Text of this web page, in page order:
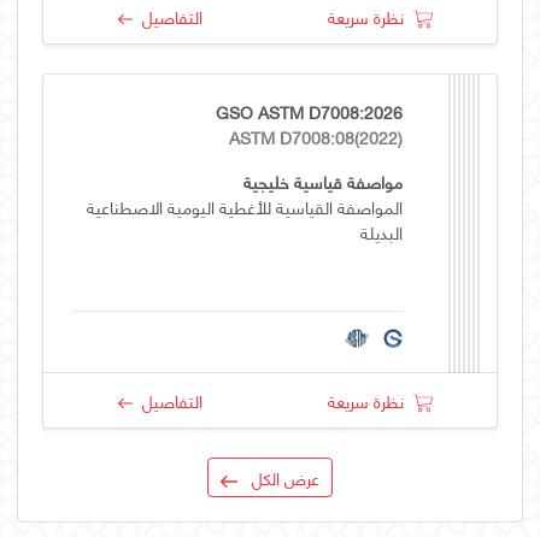
نظرة سريعة التفاصيل
GSO ASTM D7008:2026
ASTM D7008:08(2022)
مواصفة قياسية خليجية
المواصفة القياسية للأغطية اليومية الاصطناعية
البديلة
نظرة سريعة التفاصيل
عرض الكل